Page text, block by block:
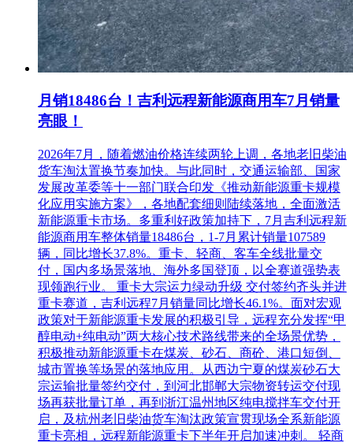
月销18486台！吉利远程新能源商用车7月销量
亮眼！
2026年7月，随着燃油价格连续两轮上调，各地老旧柴油
货车淘汰置换节奏加快。与此同时，交通运输部、国家
发展改革委等十一部门联合印发《推动新能源重卡规模
化应用实施方案》，各地配套细则陆续落地，全面激活
新能源重卡市场。多重利好政策加持下，7月吉利远程新
能源商用车整体销量18486台，1-7月累计销量107589
辆，同比增长37.8%。重卡、轻商、客车全线批量交
付，国内多场景落地、海外多国登顶，以全赛道强势表
现领跑行业。 重卡大宗运力绿动升级 交付签约齐头并进
重卡赛道，吉利远程7月销量同比增长46.1%。面对宏观
政策对于新能源重卡发展的积极引导，远程充分发挥“甲
醇电动+纯电动”两大核心技术路线带来的全场景优势，
积极推动新能源重卡在煤炭、砂石、商砼、港口短倒、
城市置换等场景的落地应用。从西边宁夏的煤炭砂石大
宗运输批量签约交付，到河北邯郸大宗物资转运交付现
场再获批量订单，再到浙江温州地区纯电搅拌车交付开
启，及杭州老旧柴油货车淘汰政策宣贯现场全系新能源
重卡亮相，远程新能源重卡下半年开启加速冲刺。 轻商